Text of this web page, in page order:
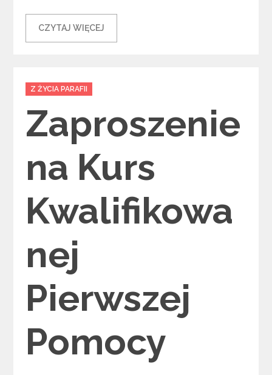
CZYTAJ WIĘCEJ
Categories
Z ŻYCIA PARAFII
Zaproszenie
na Kurs
Kwalifikowa
nej
Pierwszej
Pomocy